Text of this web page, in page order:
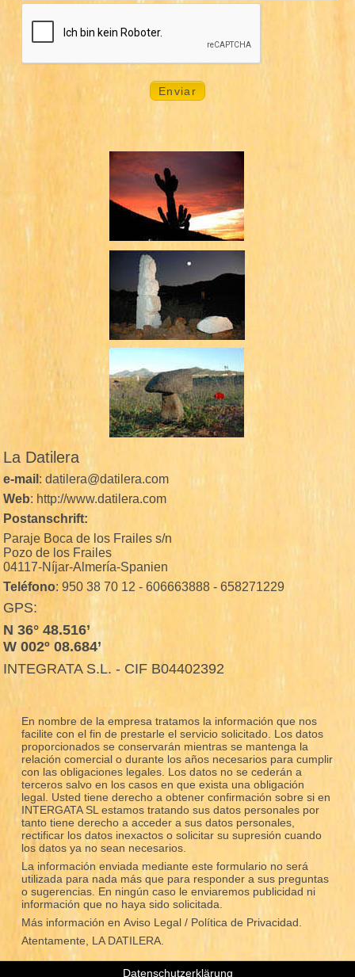
La Datilera
e-mail : datilera@datilera.com
Web: http://www.datilera.com
Postanschrift:
Paraje Boca de los Frailes s/n
Pozo de los Frailes
04117-Níjar-Almería-Spanien
Teléfono: 950 38 70 12 - 606663888 - 658271229
GPS:
N 36° 48.516’
W 002º 08.684’
INTEGRATA S.L. - CIF B04402392
En nombre de la empresa tratamos la información que nos
facilite con el fin de prestarle el servicio solicitado. Los datos
proporcionados se conservarán mientras se mantenga la
relación comercial o durante los años necesarios para cumplir
con las obligaciones legales. Los datos no se cederán a
terceros salvo en los casos en que exista una obligación
legal. Usted tiene derecho a obtener confirmación sobre si en
INTERGATA SL estamos tratando sus datos personales por
tanto tiene derecho a acceder a sus datos personales,
rectificar los datos inexactos o solicitar su supresión cuando
los datos ya no sean necesarios.
La información enviada mediante este formulario no será
utilizada para nada más que para responder a sus preguntas
o sugerencias. En ningún caso le enviaremos publicidad ni
información que no haya sido solicitada.
Más información en Aviso Legal / Política de Privacidad.
Atentamente, LA DATILERA.
Datenschutzerklärung